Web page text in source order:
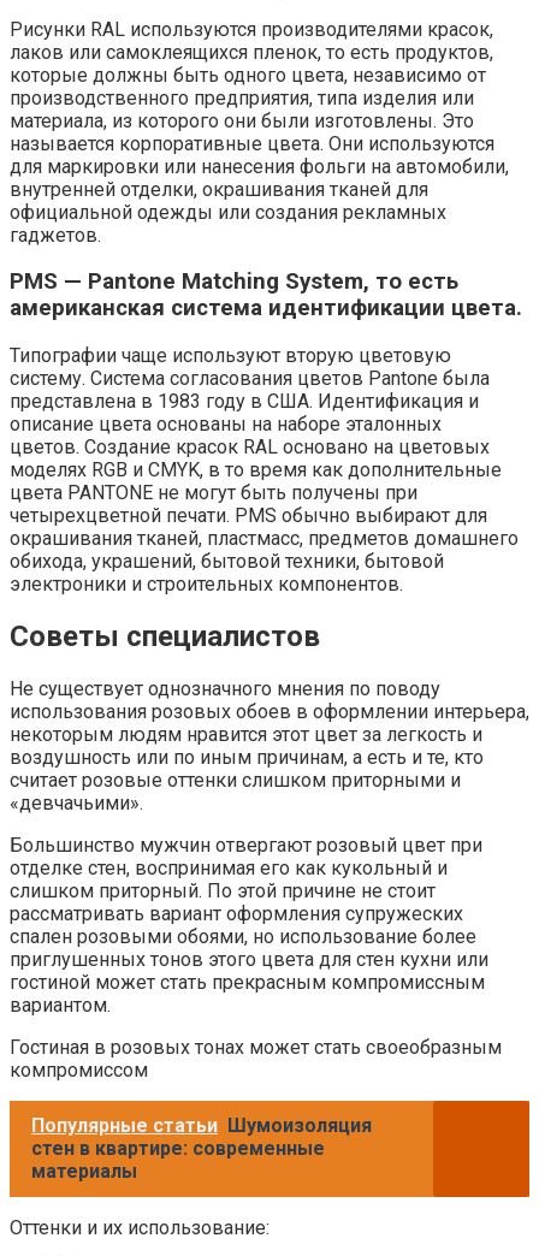
Рисунки RAL используются производителями красок,
лаков или самоклеящихся пленок, то есть продуктов,
которые должны быть одного цвета, независимо от
производственного предприятия, типа изделия или
материала, из которого они были изготовлены. Это
называется корпоративные цвета. Они используются
для маркировки или нанесения фольги на автомобили,
внутренней отделки, окрашивания тканей для
официальной одежды или создания рекламных
гаджетов.
PMS — Pantone Matching System, то есть
американская система идентификации цвета.
Типографии чаще используют вторую цветовую
систему. Система согласования цветов Pantone была
представлена ​​в 1983 году в США. Идентификация и
описание цвета основаны на наборе эталонных
цветов. Создание красок RAL основано на цветовых
моделях RGB и CMYK, в то время как дополнительные
цвета PANTONE не могут быть получены при
четырехцветной печати. PMS обычно выбирают для
окрашивания тканей, пластмасс, предметов домашнего
обихода, украшений, бытовой техники, бытовой
электроники и строительных компонентов.
Советы специалистов
Не существует однозначного мнения по поводу
использования розовых обоев в оформлении интерьера,
некоторым людям нравится этот цвет за легкость и
воздушность или по иным причинам, а есть и те, кто
считает розовые оттенки слишком приторными и
«девчачьими».
Большинство мужчин отвергают розовый цвет при
отделке стен, воспринимая его как кукольный и
слишком приторный. По этой причине не стоит
рассматривать вариант оформления супружеских
спален розовыми обоями, но использование более
приглушенных тонов этого цвета для стен кухни или
гостиной может стать прекрасным компромиссным
вариантом.
Гостиная в розовых тонах может стать своеобразным
компромиссом
Популярные статьи Шумоизоляция
стен в квартире: современные
материалы
Оттенки и их использование: